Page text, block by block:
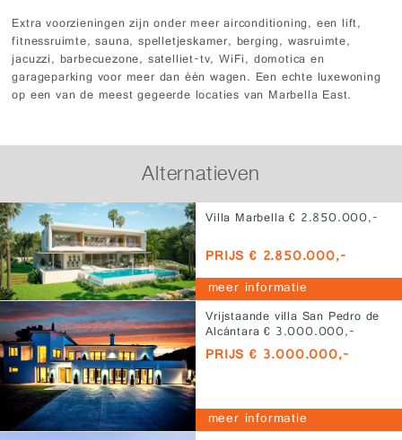
Extra voorzieningen zijn onder meer airconditioning, een lift,
fitnessruimte, sauna, spelletjeskamer, berging, wasruimte,
jacuzzi, barbecuezone, satelliet-tv, WiFi, domotica en
garageparking voor meer dan één wagen. Een echte luxewoning
op een van de meest gegeerde locaties van Marbella East.
Alternatieven
Villa Marbella € 2.850.000,-
PRIJS € 2.850.000,-
meer informatie
Vrijstaande villa San Pedro de
Alcántara € 3.000.000,-
PRIJS € 3.000.000,-
meer informatie